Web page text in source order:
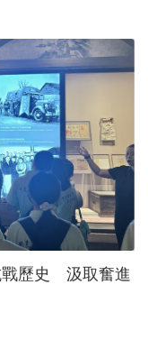
歷史 汲取奮進